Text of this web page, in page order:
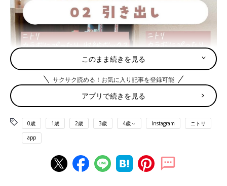
このまま続きを見る
サクサク読める！お気に入り記事を登録可能
アプリで続きを見る
0歳 1歳 2歳 3歳 4歳～ Instagram ニトリ
app